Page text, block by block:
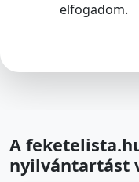
elfogadom.
A
nyilvántartást